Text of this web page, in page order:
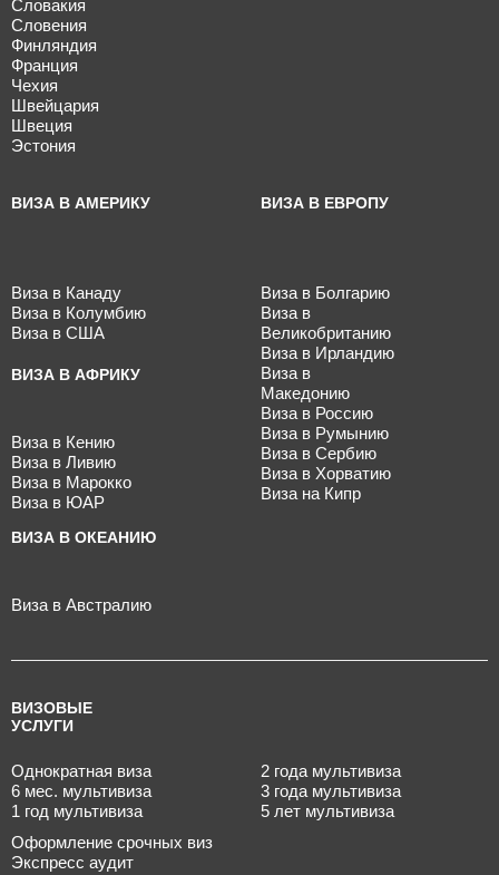
Словакия
Словения
Финляндия
Франция
Чехия
Швейцария
Швеция
Эстония
ВИЗА В АМЕРИКУ
Виза в Канаду
Виза в Колумбию
Виза в США
ВИЗА В АФРИКУ
Виза в Кению
Виза в Ливию
Виза в Марокко
Виза в ЮАР
ВИЗА В ОКЕАНИЮ
Виза в Австралию
ВИЗА В ЕВРОПУ
Виза в Болгарию
Виза в
Великобританию
Виза в Ирландию
Виза в
Македонию
Виза в Россию
Виза в Румынию
Виза в Сербию
Виза в Хорватию
Виза на Кипр
ВИЗОВЫЕ
УСЛУГИ
Однократная виза
6 мес. мультивиза
1 год мультивиза
2 года мультивиза
3 года мультивиза
5 лет мультивиза
Оформление срочных виз
Экспресс аудит